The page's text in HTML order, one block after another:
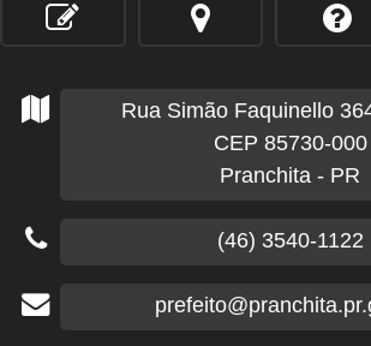
Rua Simão Faquinello
CEP 85730-000
Pranchita - PR
(46) 3540-1122